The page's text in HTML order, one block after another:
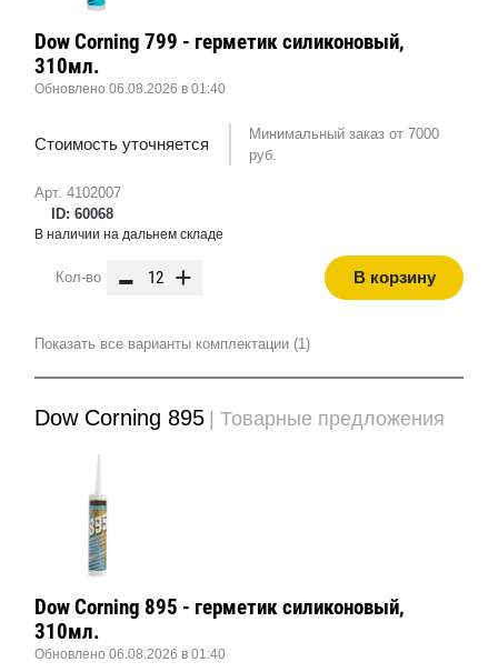
Арт. 4102007
ID: 60068
Dow Corning 799 - герметик силиконовый,
310мл.
Обновлено 06.08.2026 в 01:40
Стоимость уточняется
Минимальный заказ от 7000
руб.
В наличии на дальнем складе
Кол-во - + В корзину
Показать все варианты комплектации (1)
Dow Corning 895 | Товарные предложения
Dow Corning 895 - герметик силиконовый,
310мл.
Обновлено 06.08.2026 в 01:40